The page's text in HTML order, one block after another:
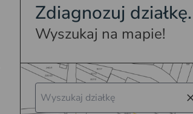
Zdiagnozuj działkę.
Wyszukaj na mapie!